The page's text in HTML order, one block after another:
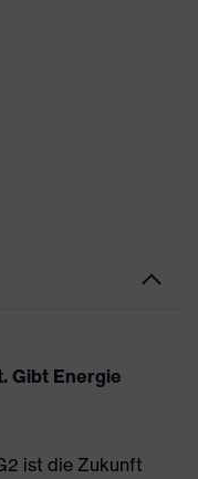
Gibt Energie
ist die Zukunft